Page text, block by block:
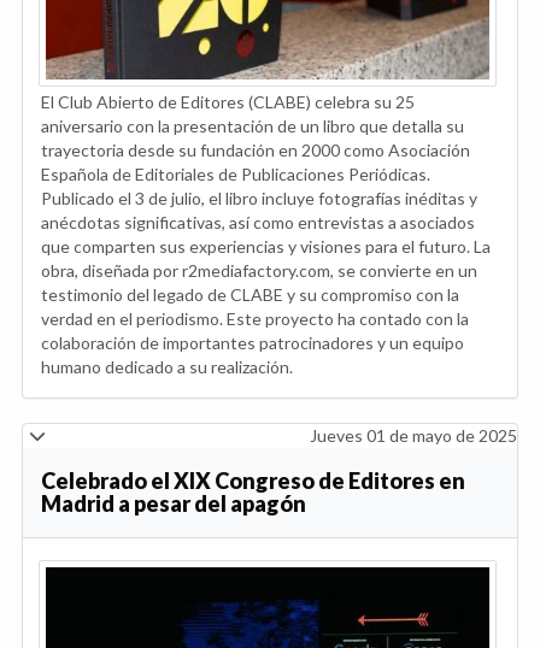
El Club Abierto de Editores (CLABE) celebra su 25
aniversario con la presentación de un libro que detalla su
trayectoria desde su fundación en 2000 como Asociación
Española de Editoriales de Publicaciones Periódicas.
Publicado el 3 de julio, el libro incluye fotografías inéditas y
anécdotas significativas, así como entrevistas a asociados
que comparten sus experiencias y visiones para el futuro. La
obra, diseñada por r2mediafactory.com, se convierte en un
testimonio del legado de CLABE y su compromiso con la
verdad en el periodismo. Este proyecto ha contado con la
colaboración de importantes patrocinadores y un equipo
humano dedicado a su realización.
Jueves 01 de mayo de 2025
Celebrado el XIX Congreso de Editores en
Madrid a pesar del apagón